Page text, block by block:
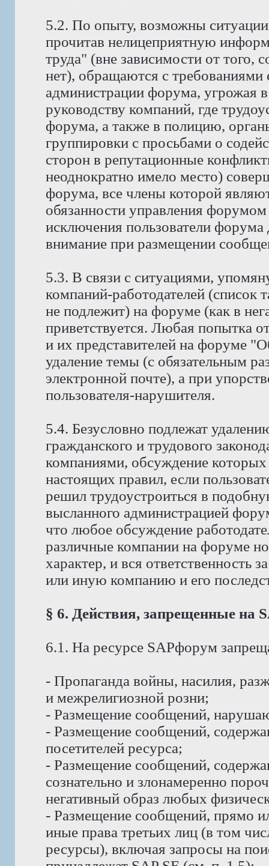
5.2. По опыту, возможны
прочитав нелицеприятную
труда" (вне зависимости от того,
нет), обращаются с требованиями
администрации форума, угрожая
руководству компаний, где
форума, а также в полицию,
группировки с просьбами о
сторон в репутационные
неоднократно имело место)
форума, все члены которой
обязанности управления
исключения пользователи
внимание при размещении
5.3. В связи с ситуациями,
компаний-работодателей (список
не подлежит) на форуме (как в
приветствуется. Любая попытка
и их представителей на форуме
удаление темы (с обязательным
электронной почте), а при
пользователя-нарушителя.
5.4. Безусловно подлежат
гражданского и трудового
компаниями, обсуждение
настоящих правил, если
решил трудоустроиться в
высланного администрацией
что любое обсуждение
различные компании на форуме
характер, и вся ответственность
или иную компанию и его
§ 6. Действия, запрещенные на
6.1. На ресурсе SAPфорум
- Пропаганда войны, насилия,
и межрелигиозной розни;
- Размещение сообщений,
- Размещение сообщений,
посетителей ресурса;
- Размещение сообщений,
сознательно и злонамеренно
негативный образ любых
- Размещение сообщений, прямо
иные права третьих лиц (в том
ресурсы), включая запросы на